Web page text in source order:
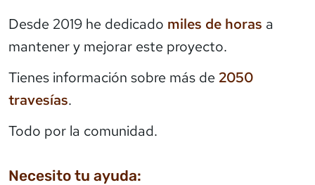
Desde 2019 he dedicado miles de horas a
mantener y mejorar este proyecto.
Tienes información sobre más de 2050
travesías.
Todo por la comunidad.
Necesito tu ayuda: